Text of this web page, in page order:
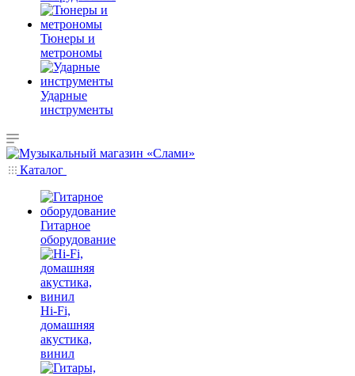
Тюнеры и
метрономы
Ударные
инструменты
Каталог
Гитарное
оборудование
Hi-Fi,
домашняя
акустика,
винил